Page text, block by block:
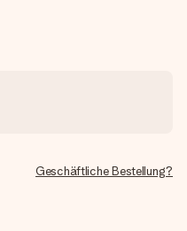
Geschäftliche Bestellung?